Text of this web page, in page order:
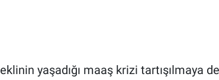
yaşadığı maaş krizi tartışılmaya